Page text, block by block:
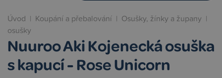
Úvod | Koupání a přebalování | Osušky, žínky a župany |
osušky
Nuuroo Aki Kojenecká osuška
s kapucí - Rose Unicorn